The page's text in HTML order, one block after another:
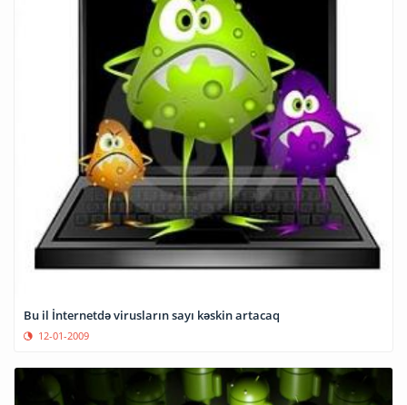
Bu il İnternetdə virusların sayı kəskin artacaq
12-01-2009